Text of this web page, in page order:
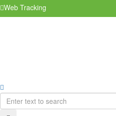
Web Tracking